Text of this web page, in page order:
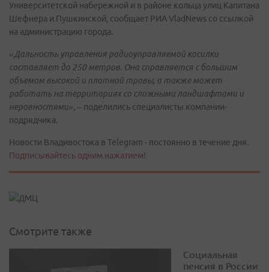
Университетской набережной и в районе кольца улиц Капитана
Шефнера и Пушкинской, сообщает РИА VladNews со ссылкой
на администрацию города.
«Дальность управления радиоуправляемой косилки
составляет до 250 метров. Она справляется с большим
объемом высокой и плотной травы, а также может
работать на территориях со сложными ландшафтами и
неровностями», – поделились специалисты компании-
подрядчика.
Новости Владивостока в Telegram - постоянно в течение дня.
Подписывайтесь одним нажатием!
Смотрите также
Социальная
пенсия в России